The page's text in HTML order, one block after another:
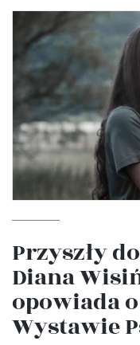
Przyszły
Diana
opowiada
Wystawie